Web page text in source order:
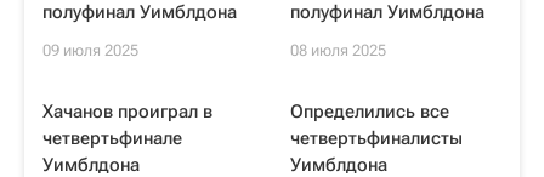
полуфинал Уимблдона
09 июля 2025
полуфинал Уимблдона
08 июля 2025
Хачанов проиграл в
четвертьфинале
Уимблдона
Определились все
четвертьфиналисты
Уимблдона